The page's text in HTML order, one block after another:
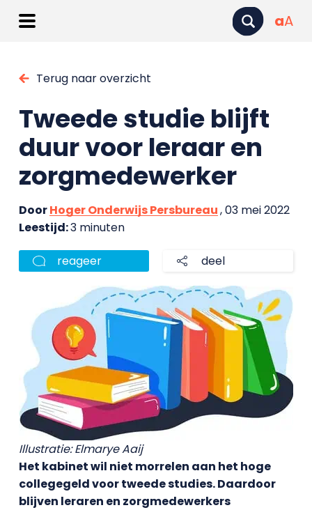
aA
Terug naar overzicht
Tweede studie blijft
duur voor leraar en
zorgmedewerker
DoorHoger Onderwijs Persbureau, 03 mei 2022
Leestijd:3 minuten
reageer deel
Illustratie: Elmarye Aaij
Het kabinet wil niet morrelen aan het hoge
collegegeld voor tweede studies. Daardoor
blijven leraren en zorgmedewerkers